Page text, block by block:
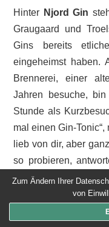
Hinter Njord Gin
Graugaard und
Gins bereits
eingeheimst haben.
Brennerei, einer
Jahren besuche,
Stunde als
mal einen Gin-
lieb von dir, aber
so probieren,
Bewegung stehen,
mal toll – jemand
interessiert.
Zum Ändern Ihrer
von